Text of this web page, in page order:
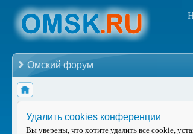
Омский форум
Удалить cookies конференции
Вы уверены, что хотите удалить все cookie,